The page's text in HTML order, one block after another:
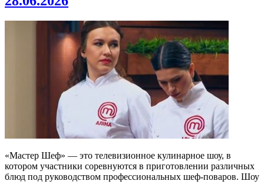
«Мастер Шеф» — это телевизионное кулинарное шоу, в
котором участники соревнуются в приготовлении различных
блюд под руководством профессиональных шеф-поваров. Шоу